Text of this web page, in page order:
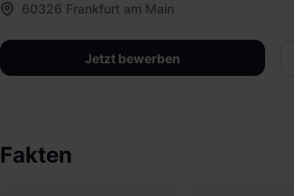
60326 Frankfurt am Main
Jetzt bewerben
Fakten